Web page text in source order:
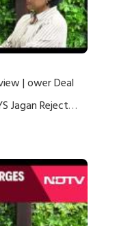
| ower Deal
Jagan Rejects